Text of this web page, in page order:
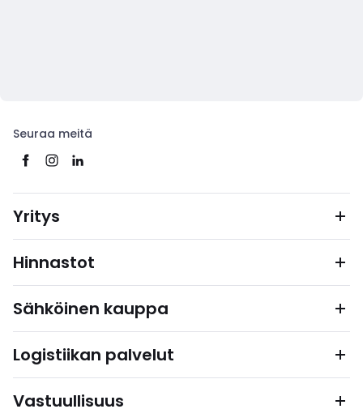
Seuraa meitä
Yritys
Hinnastot
Sähköinen kauppa
Logistiikan palvelut
Vastuullisuus